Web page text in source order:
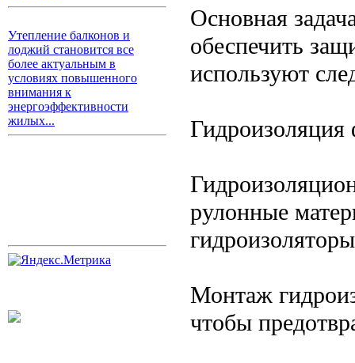
Утепление балконов и
лоджий становится все
более актуальным в
условиях повышенного
внимания к
энергоэффективности
жилых...
Основная
обеспечить
используют
Гидроизоляция
рулонные
Монтаж
чтобы